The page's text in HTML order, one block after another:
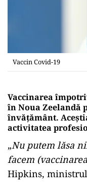
Vaccin Covid-19
Vaccinarea
în Noua Zeelandă
învăţământ.
activitatea
„Nu putem lăsa
facem
Hipkins,